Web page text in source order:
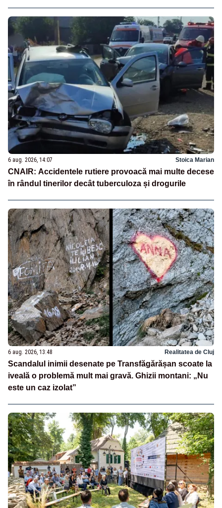
6 aug. 2026, 14:07 Stoica Marian
CNAIR: Accidentele rutiere provoacă mai multe decese
în rândul tinerilor decât tuberculoza și drogurile
6 aug. 2026, 13:48 Realitatea de Cluj
Scandalul inimii desenate pe Transfăgărășan scoate la
iveală o problemă mult mai gravă. Ghizii montani: „Nu
este un caz izolat”